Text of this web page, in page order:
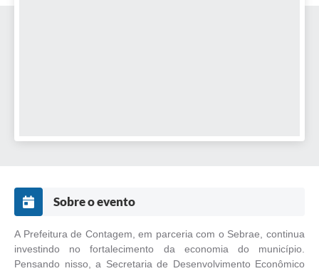
Sobre o evento
A Prefeitura de Contagem, em parceria com o Sebrae, continua
investindo no fortalecimento da economia do município.
Pensando nisso, a Secretaria de Desenvolvimento Econômico